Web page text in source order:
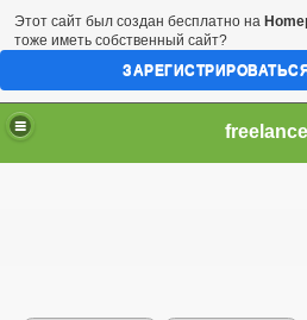
freelance
Этот сайт был создан бесплатно на
тоже иметь собственный сайт?